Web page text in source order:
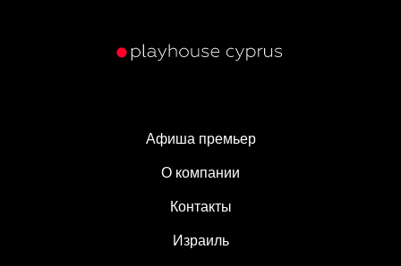
Афиша премьер
О компании
Контакты
Израиль